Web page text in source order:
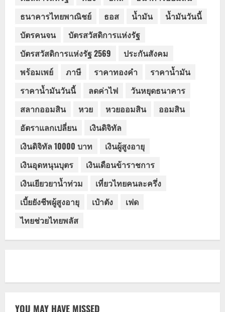
ธนาคารไทยพาณิชย์
ธอส น้ำมัน
น้ำมันวันนี้
บัตรคนจน
บัตรสวัสดิการแห่งรัฐ
บัตรสวัสดิการแห่งรัฐ 2569
ประกันสังคม
พร้อมเพย์
ภาษี ราคาทองคำ
ราคาน้ำมัน
ราคาน้ำมันวันนี้
ลดค่าไฟ
วันหยุดธนาคาร
สลากออมสิน
หวย หวยออมสิน
ออมสิน
อัตราแลกเปลี่ยน
เงินดิจิทัล
เงินดิจิทัล 10000 บาท
เงินผู้สูงอายุ
เงินอุดหนุนบุตร
เงินเดือนข้าราชการ
เงินเยียวยาน้ำท่วม
เที่ยวไทยคนละครึ่ง
เบี้ยยังชีพผู้สูงอายุ
เป๋าตัง
เฟด
ไทยช่วยไทยพลัส
YOU MAY HAVE MISSED